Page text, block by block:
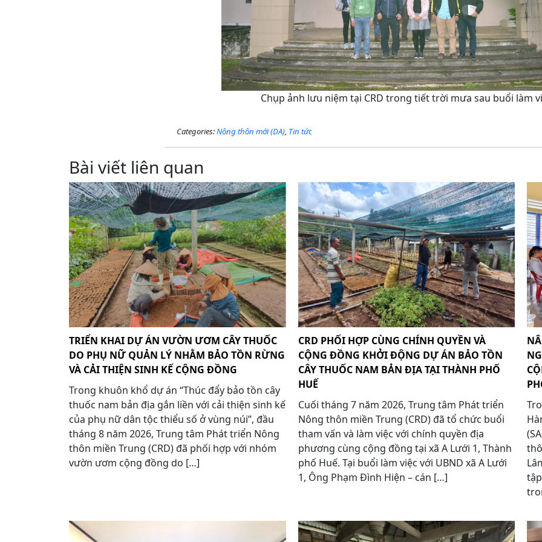
Chụp ảnh lưu niệm tại CRD trong tiết trời mưa sau buổi làm
Categories:Nông thôn mới (DA), Tin tức
Bài viết liên quan
TRIỂN KHAI DỰ ÁN VƯỜN ƯƠM CÂY THUỐC
DO PHỤ NỮ QUẢN LÝ NHẰM BẢO TỒN RỪNG
VÀ CẢI THIỆN SINH KẾ CỘNG ĐỒNG
Trong khuôn khổ dự án “Thúc đẩy bảo tồn cây
thuốc nam bản địa gắn liền với cải thiện sinh kế
của phụ nữ dân tộc thiểu số ở vùng núi”, đầu
tháng 8 năm 2026, Trung tâm Phát triển Nông
thôn miền Trung (CRD) đã phối hợp với nhóm
vườn ươm cộng đồng do […]
CRD PHỐI HỢP CÙNG CHÍNH QUYỀN VÀ
CỘNG ĐỒNG KHỞI ĐỘNG DỰ ÁN BẢO TỒN
CÂY THUỐC NAM BẢN ĐỊA TẠI THÀNH PHỐ
HUẾ
Cuối tháng 7 năm 2026, Trung tâm Phát triển
Nông thôn miền Trung (CRD) đã tổ chức buổi
tham vấn và làm việc với chính quyền địa
phương cùng cộng đồng tại xã A Lưới 1, Thành
phố Huế. Tại buổi làm việc với UBND xã A Lưới
1, Ông Phạm Đình Hiện – cán […]